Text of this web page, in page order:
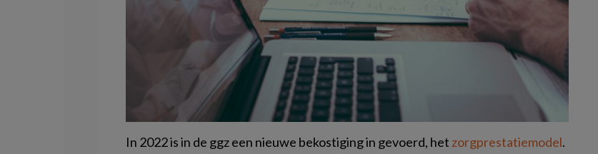
In 2022 is in de ggz een nieuwe bekostiging in gevoerd, het zorgprestatiemodel.